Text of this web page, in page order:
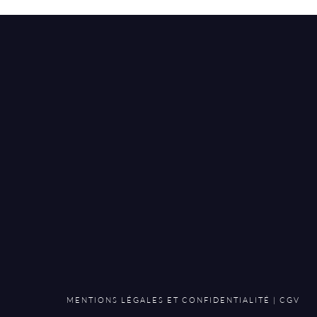
MENTIONS LÉGALES ET CONFIDENTIALITÉ | CGV